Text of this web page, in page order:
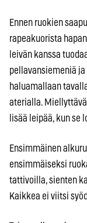
Ennen ruokien
rapeakuorista
leivän kanssa
pellavansiemeniä
haluamallaan
aterialla.
lisää leipää, kun se
Ensimmäinen
ensimmäiseksi
tattivoilla, sienten
Kaikkea ei viitsi